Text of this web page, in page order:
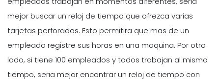
mejor buscar un reloj de tiempo que ofrezca varias
tarjetas perforadas. Esto permitira que mas de un
empleado registre sus horas en una maquina. Por otro
lado, si tiene 100 empleados y todos trabajan al mismo
tiempo, seria mejor encontrar un reloj de tiempo con